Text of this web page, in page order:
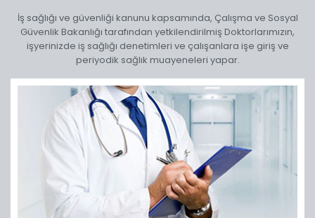
İş sağlığı ve güvenliği kanunu kapsamında, Çalışma ve Sosyal
Güvenlik Bakanlığı tarafından yetkilendirilmiş Doktorlarımızın,
işyerinizde iş sağlığı denetimleri ve çalışanlara işe giriş ve
periyodik sağlık muayeneleri yapar.